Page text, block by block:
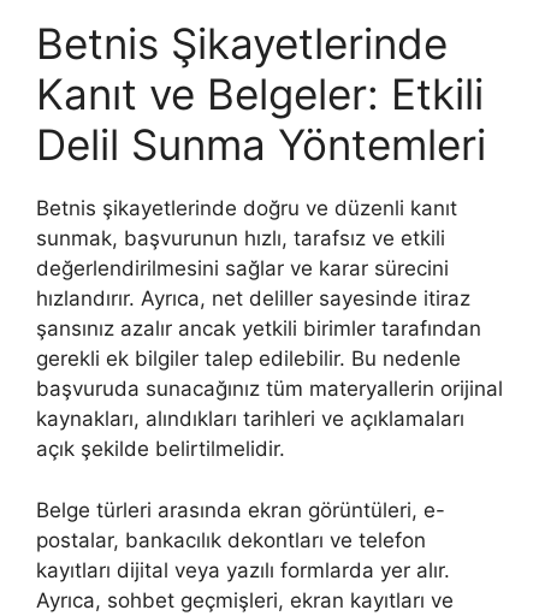
Betnis Şikayetlerinde
Kanıt ve Belgeler: Etkili
Delil Sunma Yöntemleri
Betnis şikayetlerinde doğru ve düzenli kanıt
sunmak, başvurunun hızlı, tarafsız ve etkili
değerlendirilmesini sağlar ve karar sürecini
hızlandırır. Ayrıca, net deliller sayesinde itiraz
şansınız azalır ancak yetkili birimler tarafından
gerekli ek bilgiler talep edilebilir. Bu nedenle
başvuruda sunacağınız tüm materyallerin orijinal
kaynakları, alındıkları tarihleri ve açıklamaları
açık şekilde belirtilmelidir.
Belge türleri arasında ekran görüntüleri, e-
postalar, bankacılık dekontları ve telefon
kayıtları dijital veya yazılı formlarda yer alır.
Ayrıca, sohbet geçmişleri, ekran kayıtları ve